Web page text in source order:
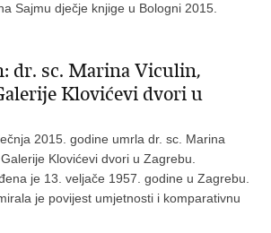
Sajmu dječje knjige u Bologni 2015.
dr. sc. Marina Viculin,
Klovićevi dvori u
2015. godine umrla dr. sc. Marina
Klovićevi dvori u Zagrebu.
je 13. veljače 1957. godine u Zagrebu.
je povijest umjetnosti i komparativnu